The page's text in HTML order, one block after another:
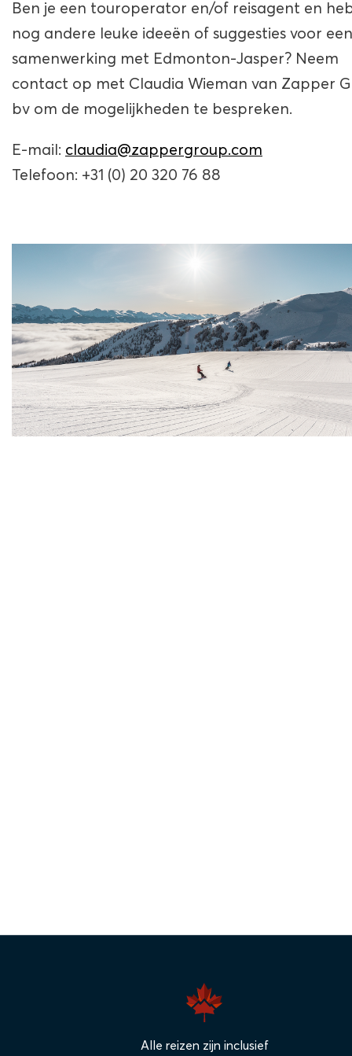
Ben je een touroperator en/of reisagent en
nog andere leuke ideeën of suggesties voor een
samenwerking met Edmonton-Jasper? Neem
contact op met Claudia Wieman van Zapper
bv om de mogelijkheden te bespreken.
E-mail: claudia@zappergroup.com
Telefoon: +31 (0) 20 320 76 88
Alle reizen zijn inclusief